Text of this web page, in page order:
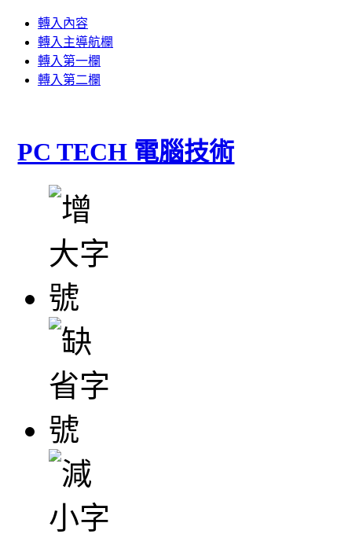
轉入內容
轉入主導航欄
轉入第一欄
轉入第二欄
PC TECH 電腦技術